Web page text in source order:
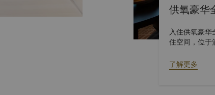
供氧豪华
入住供氧豪
住空间，位于
了解更多